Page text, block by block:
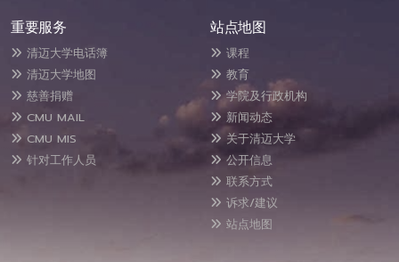
重要服务
清迈大学电话簿
清迈大学地图
慈善捐赠
CMU MAIL
CMU MIS
针对工作人员
站点地图
课程
教育
学院及行政机构
新闻动态
关于清迈大学
公开信息
联系方式
诉求/建议
站点地图